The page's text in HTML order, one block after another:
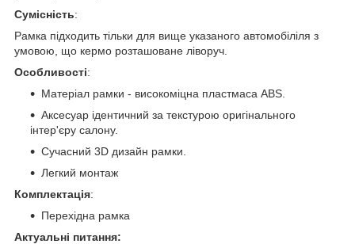
Сумісність:
Рамка підходить тільки для вище указаного автомобіліля з
умовою, що кермо розташоване ліворуч.
Особливості:
Матеріал рамки - високоміцна пластмаса ABS.
Аксесуар ідентичний за текстурою оригінального
інтер'єру салону.
Сучасний 3D дизайн рамки.
Легкий монтаж
Комплектація:
Перехідна рамка
Актуальні питання: